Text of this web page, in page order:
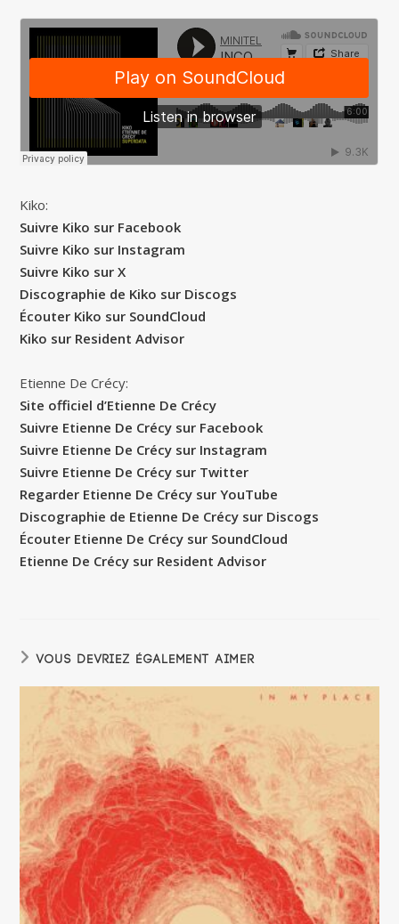
Kiko:
Suivre Kiko sur Facebook
Suivre Kiko sur Instagram
Suivre Kiko sur X
Discographie de Kiko sur Discogs
Écouter Kiko sur SoundCloud
Kiko sur Resident Advisor
Etienne De Crécy:
Site officiel d’Etienne De Crécy
Suivre Etienne De Crécy sur Facebook
Suivre Etienne De Crécy sur Instagram
Suivre Etienne De Crécy sur Twitter
Regarder Etienne De Crécy sur YouTube
Discographie de Etienne De Crécy sur Discogs
Écouter Etienne De Crécy sur SoundCloud
Etienne De Crécy sur Resident Advisor
VOUS DEVRIEZ ÉGALEMENT AIMER